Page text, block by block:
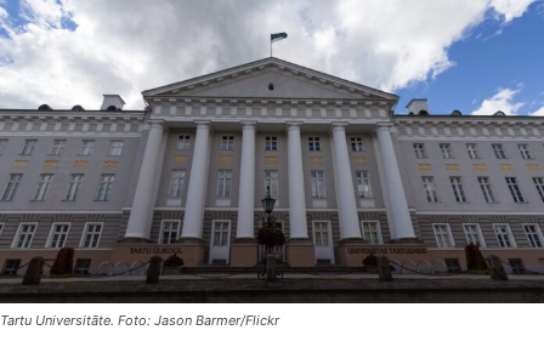
Tartu Universitāte. Foto: Jason Barmer/Flickr